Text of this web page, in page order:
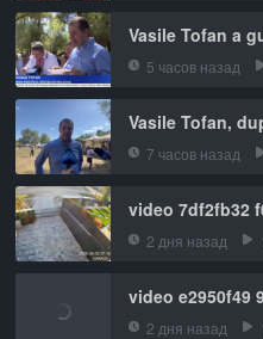
Vasile Tofan a
5 часов назад
Vasile Tofan,
7 часов назад
video 7df2fb32
2 дня назад
video e2950f49
2 дня назад